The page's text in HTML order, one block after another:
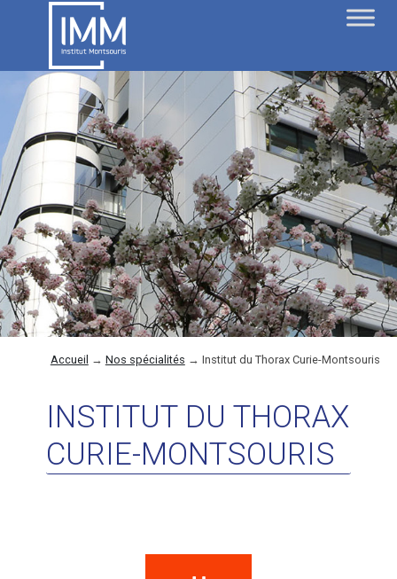
Accueil → Nos spécialités → Institut du Thorax Curie-Montsouris
INSTITUT DU THORAX
CURIE-MONTSOURIS